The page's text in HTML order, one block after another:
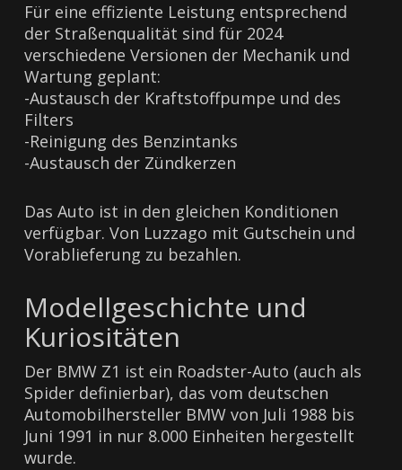
Für eine effiziente Leistung entsprechend
der Straßenqualität sind für 2024
verschiedene Versionen der Mechanik und
Wartung geplant:
-Austausch der Kraftstoffpumpe und des
Filters
-Reinigung des Benzintanks
-Austausch der Zündkerzen
Das Auto ist in den gleichen Konditionen
verfügbar. Von Luzzago mit Gutschein und
Vorablieferung zu bezahlen.
Modellgeschichte und
Kuriositäten
Der BMW Z1 ist ein Roadster-Auto (auch als
Spider definierbar), das vom deutschen
Automobilhersteller BMW von Juli 1988 bis
Juni 1991 in nur 8.000 Einheiten hergestellt
wurde.